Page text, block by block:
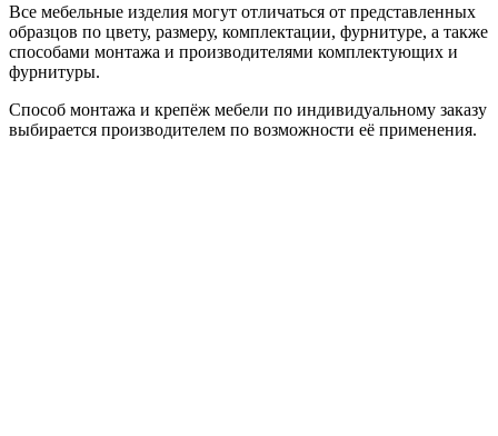
Все мебельные изделия могут отличаться от представленных
образцов по цвету, размеру, комплектации, фурнитуре, а также
способами монтажа и производителями комплектующих и
фурнитуры.
Способ монтажа и крепёж мебели по индивидуальному заказу
выбирается производителем по возможности её применения.